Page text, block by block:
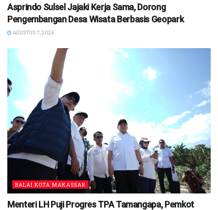
Asprindo Sulsel Jajaki Kerja Sama, Dorong
Pengembangan Desa Wisata Berbasis Geopark
AGUSTUS 7, 2026
BALAI KOTA MAKASSAR
Menteri LH Puji Progres TPA Tamangapa, Pemkot